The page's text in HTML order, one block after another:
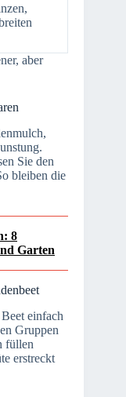
aber
Sie den
bleiben die
8
Garten
einfach
Gruppen
füllen
erstreckt